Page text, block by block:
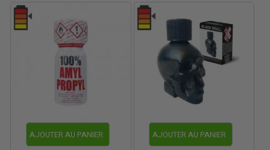
AJOUTER AU PANIER AJOUTER AU PANIER